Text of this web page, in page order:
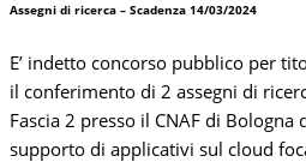
Assegni di ricerca – Scadenza 14/03/2024
E’ indetto concorso pubblico per
il conferimento di 2 assegni di
Fascia 2 presso il CNAF di Bologna
supporto di applicativi sul cloud